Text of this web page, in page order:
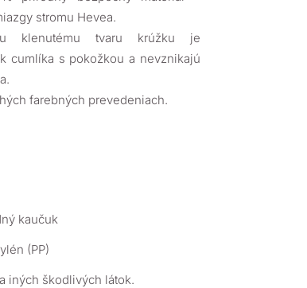
stromu Hevea.
klenutému tvaru krúžku je
cumlíka s pokožkou a nevznikajú
farebných prevedeniach.
kaučuk
(PP)
iných škodlivých látok.